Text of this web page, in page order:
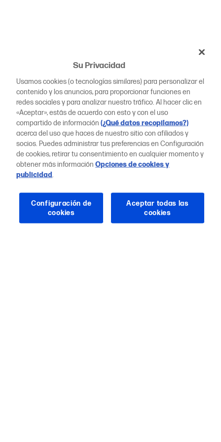
Su Privacidad
Usamos cookies (o tecnologías similares) para personalizar el
contenido y los anuncios, para proporcionar funciones en
redes sociales y para analizar nuestro tráfico. Al hacer clic en
«Aceptar», estás de acuerdo con esto y con el uso
compartido de información(¿Qué datos recopilamos?)
acerca del uso que haces de nuestro sitio con afiliados y
socios. Puedes administrar tus preferencias en Configuración
de cookies, retirar tu consentimiento en cualquier momento y
obtener más informaciónOpciones de cookies y
publicidad.
Configuración de
cookies
Aceptar todas las
cookies